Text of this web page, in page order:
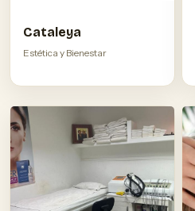
Cataleya
Estética y Bienestar